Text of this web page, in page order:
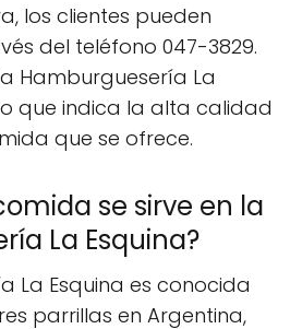
los clientes pueden
del teléfono 047-3829.
Hamburguesería La
que indica la alta calidad
que se ofrece.
se sirve en la
La Esquina?
La Esquina es conocida
parrillas en Argentina,